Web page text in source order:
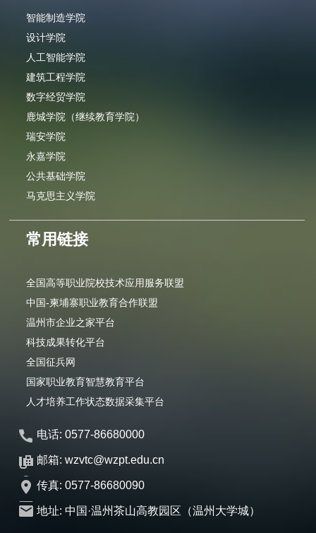
智能制造学院
设计学院
人工智能学院
建筑工程学院
数字经贸学院
鹿城学院（继续教育学院）
瑞安学院
永嘉学院
公共基础学院
马克思主义学院
常用链接
全国高等职业院校技术应用服务联盟
中国-柬埔寨职业教育合作联盟
温州市企业之家平台
科技成果转化平台
全国征兵网
国家职业教育智慧教育平台
人才培养工作状态数据采集平台
电话: 0577-86680000
邮箱: wzvtc@wzpt.edu.cn
传真: 0577-86680090
地址: 中国·温州茶山高教园区（温州大学城）